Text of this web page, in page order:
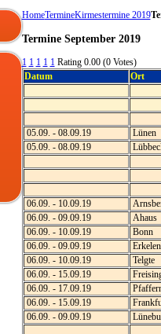
HomeTermineKirmestermine 2019
Termine September 2019
1 1 1 1 1 Rating 0.00 (0 Votes)
Datum
Ort
05.09. - 08.09.19
Lünen
05.09. - 08.09.19
06.09. - 10.09.19
06.09. - 09.09.19
Ahaus
06.09. - 10.09.19
Bonn
06.09. - 09.09.19
06.09. - 10.09.19
Telgte
06.09. - 15.09.19
06.09. - 17.09.19
06.09. - 15.09.19
06.09. - 09.09.19